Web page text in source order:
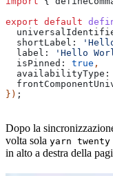
export default
  shortLabel:
  label:
'Hello
  isPinned:
true ,
  availabilityType:
}) ;
Dopo la
volta sola yarn
in alto a destra della